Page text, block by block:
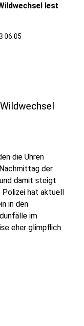
lest
06:05
die Uhren
der
damit steigt
Polizei hat aktuell
in den
im
eher glimpflich